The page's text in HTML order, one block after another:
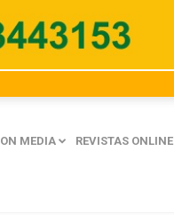
ON MEDIA REVISTAS ONLINE